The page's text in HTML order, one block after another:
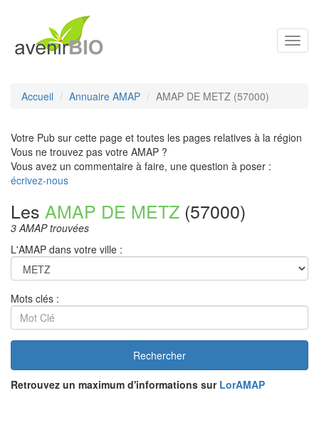
Accueil Annuaire AMAP AMAP DE METZ (57000)
Votre Pub sur cette page et toutes les pages relatives à la région
Vous ne trouvez pas votre AMAP ?
Vous avez un commentaire à faire, une question à poser :
écrivez-nous
Les AMAP DE METZ (57000)
3 AMAP trouvées
L'AMAP dans votre ville :
Mots clés :
Rechercher
Retrouvez un maximum d'informations sur LorAMAP